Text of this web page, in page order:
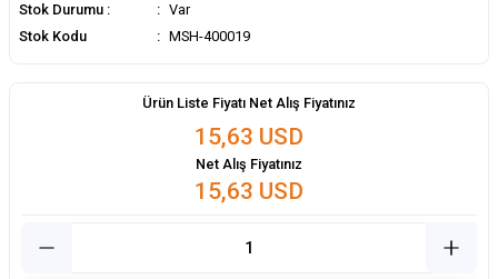
Stok Durumu :
Var
Stok Kodu
MSH-400019
Ürün Liste Fiyatı Net Alış Fiyatınız
15,63 USD
Net Alış Fiyatınız
15,63 USD